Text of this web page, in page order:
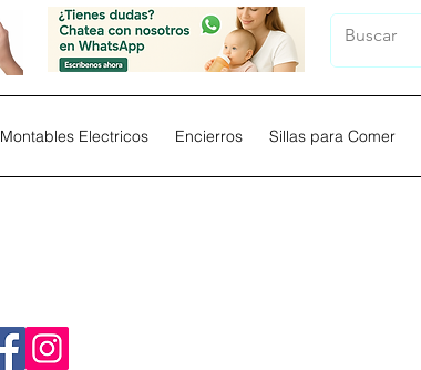
Montables Electricos Encierros Sillas para Comer